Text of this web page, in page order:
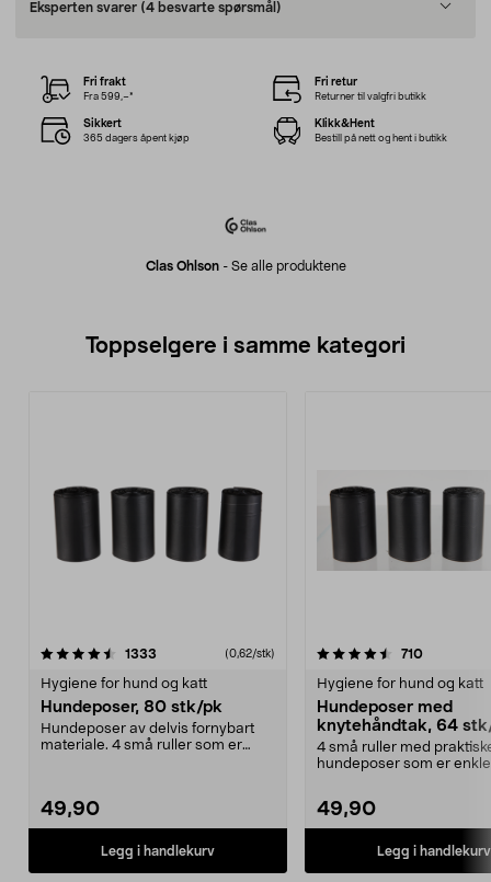
Eksperten svarer (4 besvarte spørsmål)
Clas Ohlson- Se alle produktene
Fri frakt
Fra 599,–*
Fri retur
Returner til valgfri butikk
Sikkert
365 dagers åpent kjøp
Klikk&Hent
Bestill på nett og hent i butikk
Toppselgere i samme kategori
1333 anmeldelser(0,62/stk)
Hygiene for hund og katt
Hundeposer, 80 stk/pk
Hundeposer av delvis fornybart
materiale. 4 små ruller som er
49,90
Legg i handlekurv
4.5 av 5 stjerner 710
Hygiene for hund og katt
Hundeposer med
knytehåndtak, 64
4 små ruller med
hundeposer som er
49,90
Legg i handlekurv
4.5 av 5 stjerner